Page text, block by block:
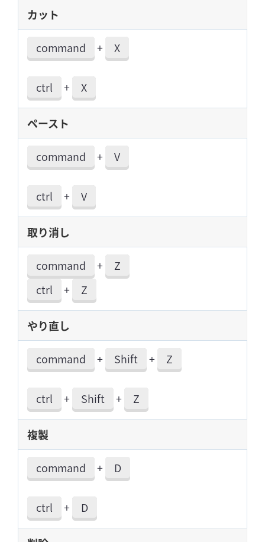
カット
command + X
ctrl + X
ペースト
command + V
ctrl + V
取り消し
command +
Z
ctrl
+ Z
やり直し
command + Shift + Z
ctrl + Shift + Z
複製
command + D
ctrl + D